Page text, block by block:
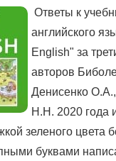
Ответы к
английского
English" за
авторов
Денисенко
Н.Н. 2020 года
зеленого цвета
буквами